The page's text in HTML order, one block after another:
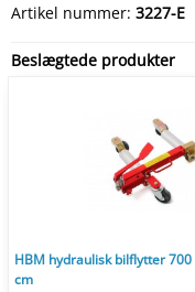
Artikel nummer: 3227-E
Beslægtede produkter
HBM hydraulisk bilflytter 700
cm